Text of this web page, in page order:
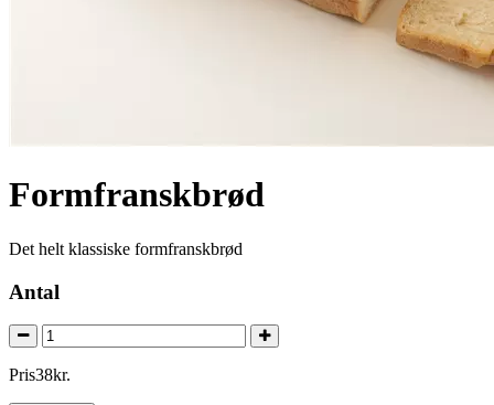
Formfranskbrød
Det helt klassiske formfranskbrød
Antal
Pris38kr.